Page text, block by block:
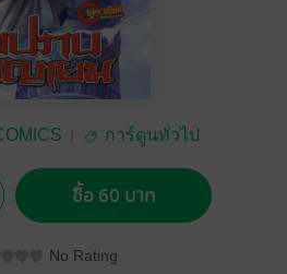
การ์ตูนทั่วไป
ซื้อ 60 บาท
No Rating